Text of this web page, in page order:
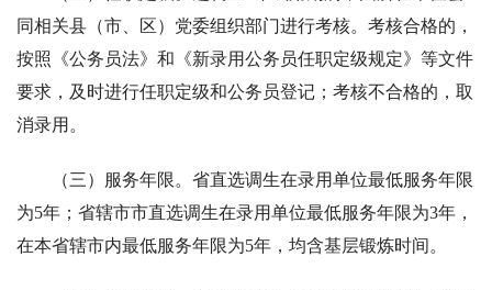
同相关县（市、区）党委组织部门进行考核。考核合格的，
按照《公务员法》和《新录用公务员任职定级规定》等文件
要求，及时进行任职定级和公务员登记；考核不合格的，取
消录用。
（三）服务年限。省直选调生在录用单位最低服务年限
为5年；省辖市市直选调生在录用单位最低服务年限为3年，
在本省辖市内最低服务年限为5年，均含基层锻炼时间。